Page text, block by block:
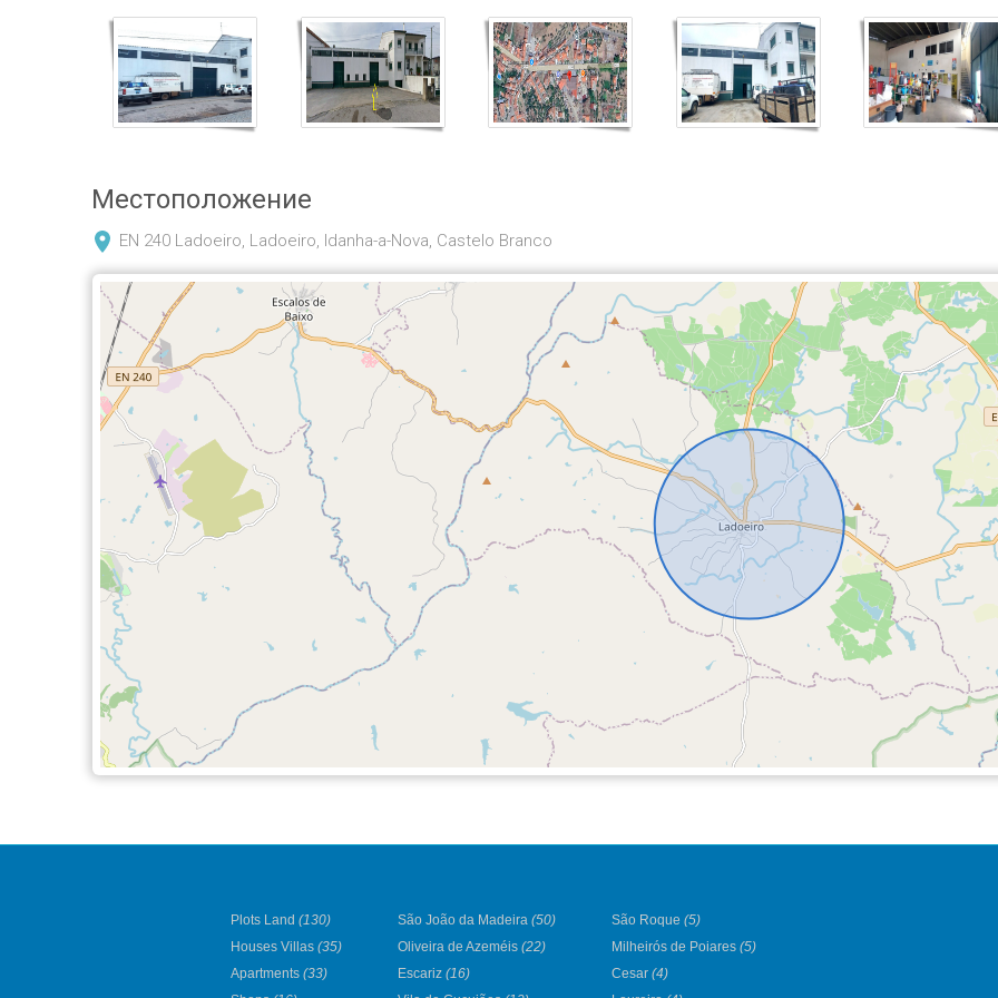
Местоположение
EN 240 Ladoeiro, Ladoeiro, Idanha-a-Nova, Castelo Branco
Plots Land (130)
Houses Villas (35)
Apartments (33)
São João da Madeira (50)
Oliveira de Azeméis (22)
Escariz (16)
São Roque (5)
Milheirós de Poiares (5)
Cesar (4)